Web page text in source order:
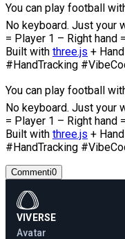
You can play football
No keyboard. Just your
= Player 1 – Right hand
Built with three.js +
#HandTracking
You can play football
No keyboard. Just your
= Player 1 – Right hand
Built with three.js +
#HandTracking
Commenti0
VIVERSE
Avatar